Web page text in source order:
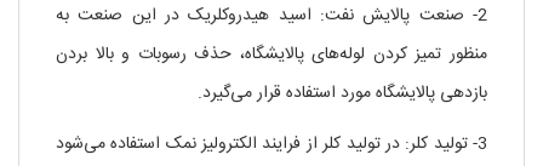
2- صنعت پالایش نفت: اسید هیدروکلریک در این صنعت به
منظور تمیز کردن لوله‌های پالایشگاه، حذف رسوبات و بالا بردن
بازدهی پالایشگاه مورد استفاده قرار می‌گیرد.
3- تولید کلر: در تولید کلر از فرایند الکترولیز نمک استفاده می‌شود